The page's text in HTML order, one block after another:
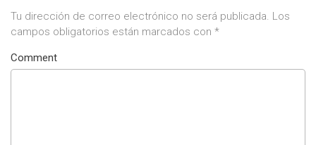
Tu dirección de correo electrónico no será publicada. Los
campos obligatorios están marcados con *
Comment